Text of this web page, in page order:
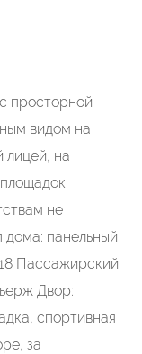
просторной
видом на
лицей, на
не
дома: панельный
Пассажирский
Двор:
спортивная
за